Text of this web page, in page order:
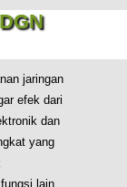
jaringan
efek dari
dan
yang
lain